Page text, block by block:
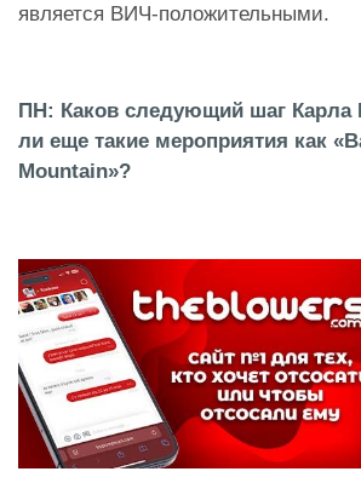
является ВИЧ-положительными.
ПН: Каков следующий шаг Карла
ли еще такие мероприятия как
Mountain»?